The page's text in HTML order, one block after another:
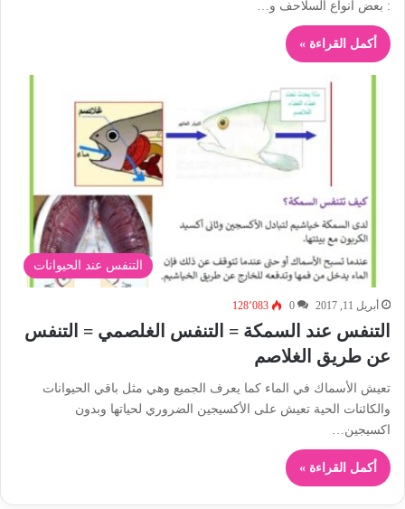
: بعض أنواع السلاحف و…
أكمل القراءة »
التنفس عند الحيوانات
أبريل 11, 2017 0 128٬083
التنفس عند السمكة = التنفس الغلصمي = التنفس
عن طريق الغلاصم
تعيش الأسماك في الماء كما يعرف الجميع وهي مثل باقي الحيوانات
والكائنات الحية تعيش على الأكسيجين الضروري لحياتها وبدون
اكسيجين…
أكمل القراءة »